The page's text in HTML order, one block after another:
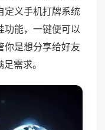
定义手机打牌系统
功能，一键便可以
你是想分享给好友
需求。